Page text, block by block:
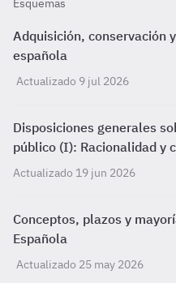
Esquemas
Adquisición, conservación
española
Actualizado 9 jul 2026
Disposiciones generales
público (I): Racionalidad y
Actualizado 19 jun 2026
Conceptos, plazos y
Española
Actualizado 25 may 2026